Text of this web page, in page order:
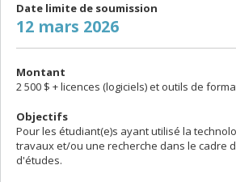
Date limite de soumission
12 mars 2026
Montant
2 500 $ + licences (logiciels) et outils de
Objectifs
Pour les étudiant(e)s ayant utilisé la
travaux et/ou une recherche dans le cadre
d'études.